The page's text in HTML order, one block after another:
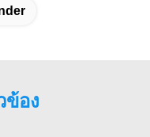
ข้อง